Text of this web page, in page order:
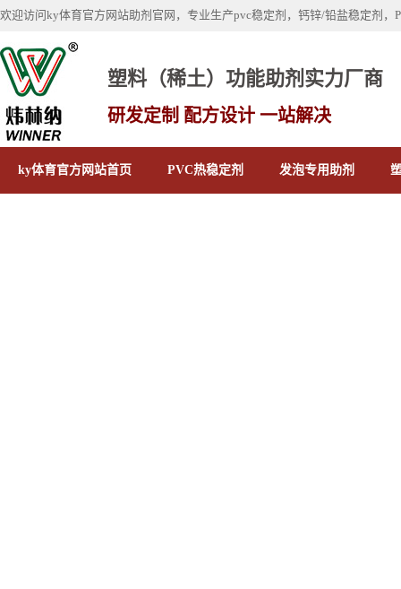
欢迎访问ky体育官方网站助剂官网，专业生产pvc稳定剂，钙锌/铅盐稳定剂，
塑料（稀土）功能助剂实力厂商
研发定制 配方设计 一站解决
ky体育官方网站首页 PVC热稳定剂 发泡专用助剂